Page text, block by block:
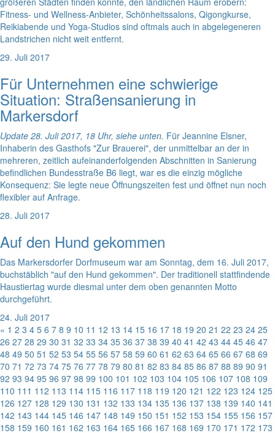
Fitness- und Wellness-Anbieter, Schönheitssalons, Qigongkurse,
Reikiabende und Yoga-Studios sind oftmals auch in abgelegeneren
Landstrichen nicht weit entfernt.
29. Juli 2017
Für Unternehmen eine schwierige
Situation: Straßensanierung in
Markersdorf
Update 28. Juli 2017, 18 Uhr, siehe unten. Für Jeannine Elsner,
Inhaberin des Gasthofs "Zur Brauerei", der unmittelbar an der in
mehreren, zeitlich aufeinanderfolgenden Abschnitten in Sanierung
befindlichen Bundesstraße B6 liegt, war es die einzig mögliche
Konsequenz: Sie legte neue Öffnungszeiten fest und öffnet nun noch
flexibler auf Anfrage.
28. Juli 2017
Auf den Hund gekommen
Das Markersdorfer Dorfmuseum war am Sonntag, dem 16. Juli 2017,
buchstäblich "auf den Hund gekommen". Der traditionell stattfindende
Haustiertag wurde diesmal unter dem oben genannten Motto
durchgeführt.
24. Juli 2017
« 1 2 3 4 5 6 7 8 9 10 11 12 13 14 15 16 17 18 19 20 21 22 23 24 25
26 27 28 29 30 31 32 33 34 35 36 37 38 39 40 41 42 43 44 45 46 47
48 49 50 51 52 53 54 55 56 57 58 59 60 61 62 63 64 65 66 67 68 69
70 71 72 73 74 75 76 77 78 79 80 81 82 83 84 85 86 87 88 89 90 91
92 93 94 95 96 97 98 99 100 101 102 103 104 105 106 107 108 109
110 111 112 113 114 115 116 117 118 119 120 121 122 123 124 125
126 127 128 129 130 131 132 133 134 135 136 137 138 139 140 141
142 143 144 145 146 147 148 149 150 151 152 153 154 155 156 157
158 159 160 161 162 163 164 165 166 167 168 169 170 171 172 173